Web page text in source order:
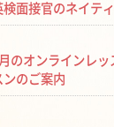
面接官のネイテ
のオンラインレ
のご案内